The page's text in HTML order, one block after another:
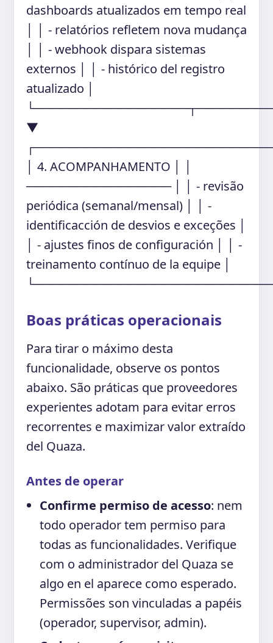
dashboards atualizados em tempo real
│ │ - relatórios refletem nova mudança
│ │ - webhook dispara sistemas
externos │ │ - histórico del registro
atualizado │
▼
│ 4. ACOMPANHAMENTO │ │
───────────────── │ │ - revisão
periódica (semanal/mensal) │ │ -
identificacción de desvios e exceções │
│ - ajustes finos de configuración │ │ -
treinamento contínuo de la equipe │
Boas práticas operacionais
Para tirar o máximo desta
funcionalidade, observe os pontos
abaixo. São práticas que proveedores
experientes adotam para evitar erros
recorrentes e maximizar valor extraído
del Quaza.
Antes de operar
Confirme permiso de acesso: nem
todo operador tem permiso para
todas as funcionalidades. Verifique
com o administrador del Quaza se
algo en el aparece como esperado.
Permissões son vinculadas a papéis
(operador, supervisor, admin).